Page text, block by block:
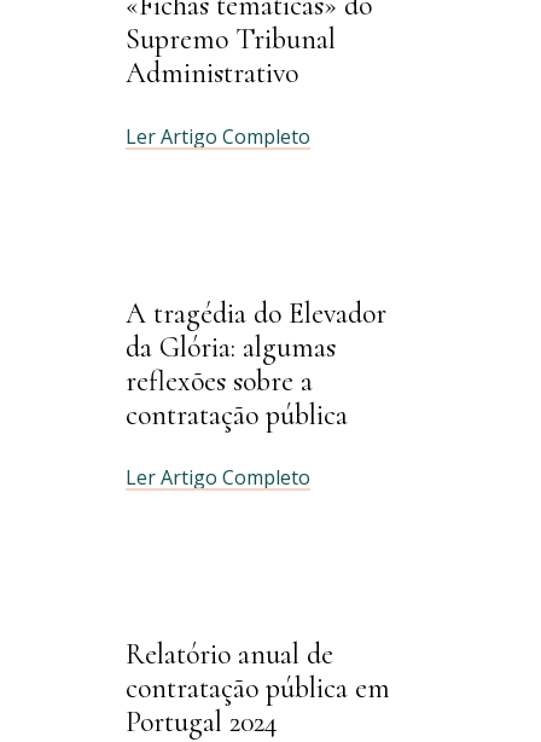
Supremo Tribunal
Administrativo
Ler Artigo Completo
A tragédia do Elevador
da Glória: algumas
reflexões sobre a
contratação pública
Ler Artigo Completo
Relatório anual de
contratação pública em
Portugal 2024